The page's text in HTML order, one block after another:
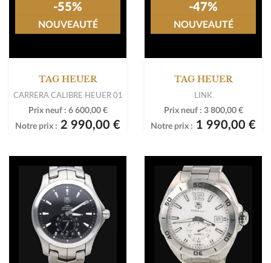
TAG HEUER
CARRERA CALIBRE HEUER 01
Prix neuf : 6 600,00 €
Notre prix : 2 990,00 €
-55%
NOUVEAUTÉ
TAG HEUER
LINK
Prix neuf : 3 800,00 €
Notre prix : 1 990,00 €
-47%
NOUVEAUTÉ